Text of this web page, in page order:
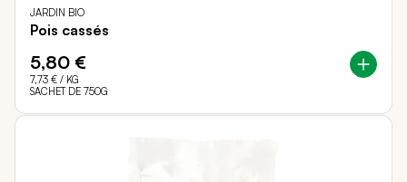
JARDIN BIO
Pois cassés
5,80 €
7,73 € / KG
SACHET DE 750G